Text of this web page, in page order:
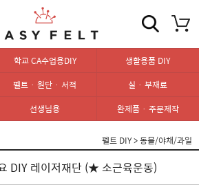
학교 CA수업용DIY
생활용품 DIY
펠트 · 원단 · 서적
실 · 부재료
선생님용 완제품 · 주문제작
펠트 DIY>동물/야채/과일
DIY 레이저재단 (★ 소근육운동)